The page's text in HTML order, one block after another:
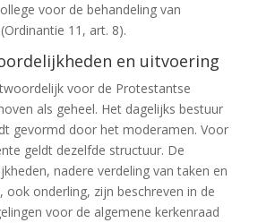
voor de behandeling van
11, art. 8).
en uitvoering
voor de Protestantse
als geheel. Het dagelijks bestuur
gevormd door het moderamen. Voor
geldt dezelfde structuur. De
nadere verdeling van taken en
ook onderling, zijn beschreven in de
voor de algemene kerkenraad